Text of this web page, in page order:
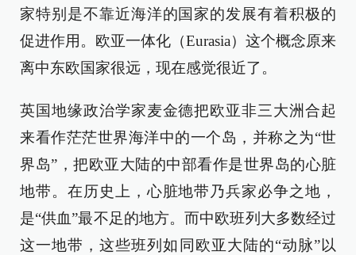
家特别是不靠近海洋的国家的发展有着积极的
促进作用。欧亚一体化（Eurasia）这个概念原来
离中东欧国家很远，现在感觉很近了。
英国地缘政治学家麦金德把欧亚非三大洲合起
来看作茫茫世界海洋中的一个岛，并称之为“世
界岛”，把欧亚大陆的中部看作是世界岛的心脏
地带。在历史上，心脏地带乃兵家必争之地，
是“供血”最不足的地方。而中欧班列大多数经过
这一地带，这些班列如同欧亚大陆的“动脉”以